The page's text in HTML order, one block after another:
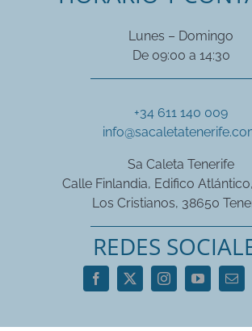
Lunes – Domingo
De 09:00 a 14:30
+34 611 140 009
Sa Caleta Tenerife
Calle Finlandia, Edifico
Los Cristianos, 38650
REDES